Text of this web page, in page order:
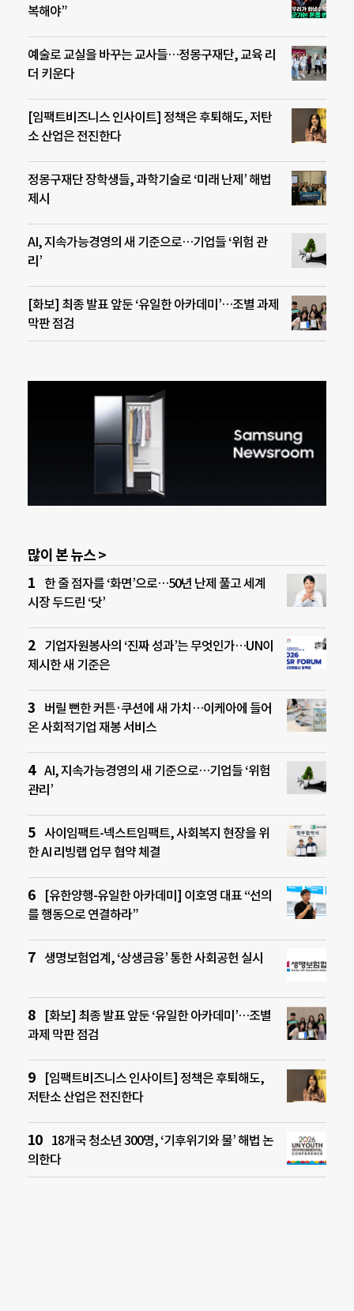
복해야”
예술로 교실을 바꾸는 교사들…정몽구재단, 교육 리
더 키운다
[임팩트비즈니스 인사이트] 정책은 후퇴해도, 저탄
소 산업은 전진한다
정몽구재단 장학생들, 과학기술로 ‘미래 난제’ 해법
제시
AI, 지속가능경영의 새 기준으로…기업들 ‘위험 관
리’
[화보] 최종 발표 앞둔 ‘유일한 아카데미’…조별 과제
막판 점검
많이 본 뉴스 >
한 줄 점자를 ‘화면’으로…50년 난제 풀고 세계
시장 두드린 ‘닷’
기업자원봉사의 ‘진짜 성과’는 무엇인가…UN이
제시한 새 기준은
버릴 뻔한 커튼·쿠션에 새 가치…이케아에 들어
온 사회적기업 재봉 서비스
AI, 지속가능경영의 새 기준으로…기업들 ‘위험
관리’
사이임팩트-넥스트임팩트, 사회복지 현장을 위
한 AI 리빙랩 업무 협약 체결
[유한양행-유일한 아카데미] 이호영 대표 “선의
를 행동으로 연결하라”
생명보험업계, ‘상생금융’ 통한 사회공헌 실시
[화보] 최종 발표 앞둔 ‘유일한 아카데미’…조별
과제 막판 점검
[임팩트비즈니스 인사이트] 정책은 후퇴해도,
저탄소 산업은 전진한다
18개국 청소년 300명, ‘기후위기와 물’ 해법 논
의한다